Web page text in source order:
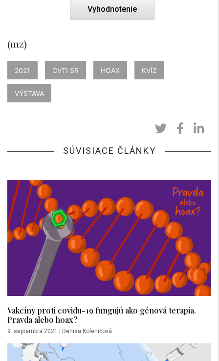
(mz)
2021 CVTI SR HOAX KVÍZ
VÝSTAVA
SÚVISIACE ČLÁNKY
Vakcíny proti covidu-19 fungujú ako génová terapia.
Pravda alebo hoax?
9. septembra 2021 Denisa Koleničová